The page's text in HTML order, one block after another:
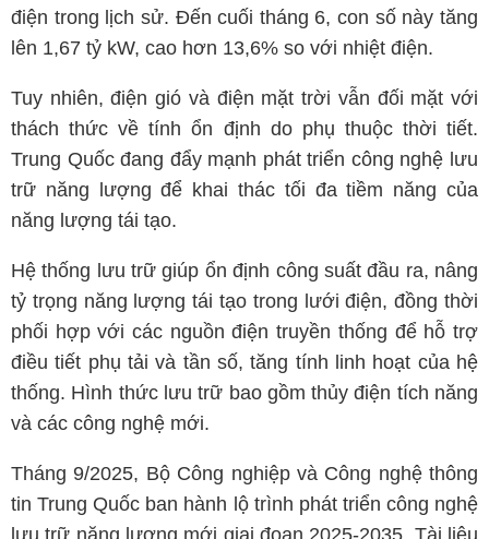
điện trong lịch sử. Đến cuối tháng 6, con số này tăng
lên 1,67 tỷ kW, cao hơn 13,6% so với nhiệt điện.
Tuy nhiên, điện gió và điện mặt trời vẫn đối mặt với
thách thức về tính ổn định do phụ thuộc thời tiết.
Trung Quốc đang đẩy mạnh phát triển công nghệ lưu
trữ năng lượng để khai thác tối đa tiềm năng của
năng lượng tái tạo.
Hệ thống lưu trữ giúp ổn định công suất đầu ra, nâng
tỷ trọng năng lượng tái tạo trong lưới điện, đồng thời
phối hợp với các nguồn điện truyền thống để hỗ trợ
điều tiết phụ tải và tần số, tăng tính linh hoạt của hệ
thống. Hình thức lưu trữ bao gồm thủy điện tích năng
và các công nghệ mới.
Tháng 9/2025, Bộ Công nghiệp và Công nghệ thông
tin Trung Quốc ban hành lộ trình phát triển công nghệ